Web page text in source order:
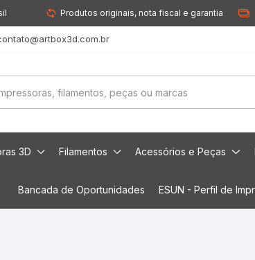
Produtos originais, nota fiscal e garantia
3D Filamentos Acessórios e Peças
Bancada de Oportunidades ESUN - Perfil de